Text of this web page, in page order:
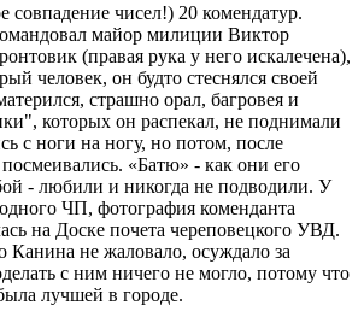
совпадение чисел!) 20 комендатур.
майор милиции Виктор
(правая рука у него искалечена),
человек, он будто стеснялся своей
страшно орал, багровея и
которых он распекал, не поднимали
с ноги на ногу, но потом, после
«Батю» - как они его
- любили и никогда не подводили. У
ЧП, фотография коменданта
на Доске почета череповецкого УВД.
Канина не жаловало, осуждало за
с ним ничего не могло, потому что
лучшей в городе.